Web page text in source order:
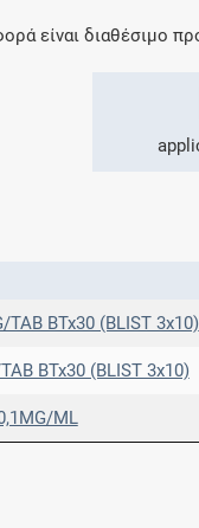
είναι διαθέσιμο
TAB BTx30 (BLIST 3x10)
BTx30 (BLIST 3x10)
ML